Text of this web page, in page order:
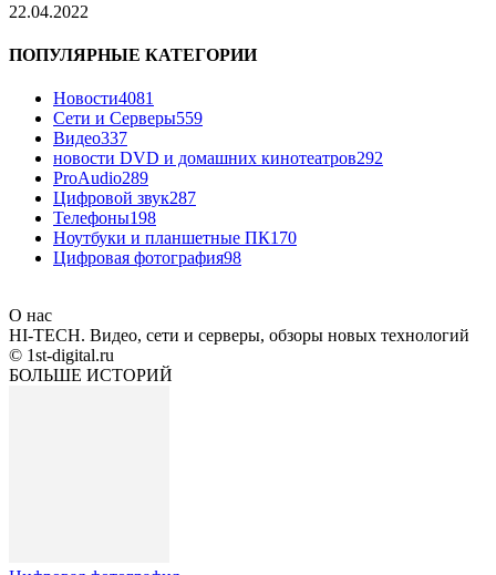
22.04.2022
ПОПУЛЯРНЫЕ КАТЕГОРИИ
Новости4081
Сети и Серверы559
Видео337
новости DVD и домашних кинотеатров292
ProAudio289
Цифровой звук287
Телефоны198
Ноутбуки и планшетные ПК170
Цифровая фотография98
О нас
HI-TECH. Видео, сети и серверы, обзоры новых технологий
© 1st-digital.ru
БОЛЬШЕ ИСТОРИЙ